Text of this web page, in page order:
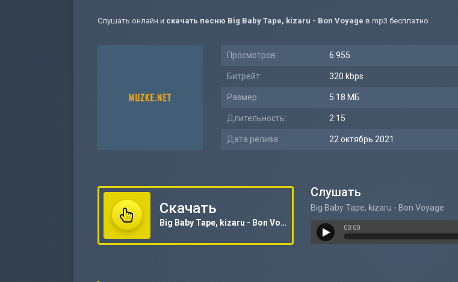
Слушать онлайн и скачать песню Big Baby Tape, kizaru - Bon Voyage в mp3 бесплатно
Просмотров: 6 955
Битрейт: 320 kbps
Размер: 5.18 МБ
Длительность: 2:15
Дата релиза: 22 октябрь 2021
Скачать
Big Baby Tape, kizaru - Bon Voyage
Слушать
Big Baby Tape, kizaru - Bon Voyage
00:00